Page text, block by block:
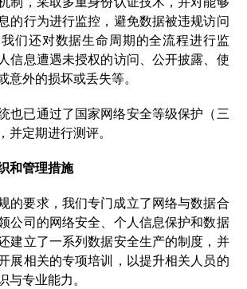
的行为进行监控，避免数据被违规访问
们还对数据生命周期的全流程进行监
信息遭遇未授权的访问、公开披露、使
意外的损坏或丢失等。
也已通过了国家网络安全等级保护（三
并定期进行测评。
和管理措施
的要求，我们专门成立了网络与数据合
公司的网络安全、个人信息保护和数据
建立了一系列数据安全生产的制度，并
展相关的专项培训，以提升相关人员的
与专业能力。